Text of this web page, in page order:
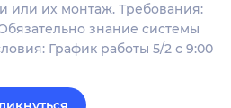
или их монтаж. Требования:
знание системы
График работы 5/2 с 9:00